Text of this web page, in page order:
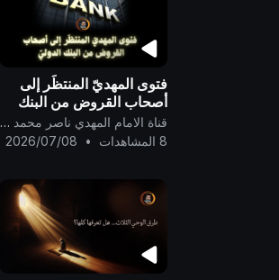
فتوى المهديّ المنتظَر إلى
أصحاب القروض من البنك
الدوليّ ..
قناة الامام المهدي ناصر محمد اليماني
8 المشاهدات
•
2026/07/08